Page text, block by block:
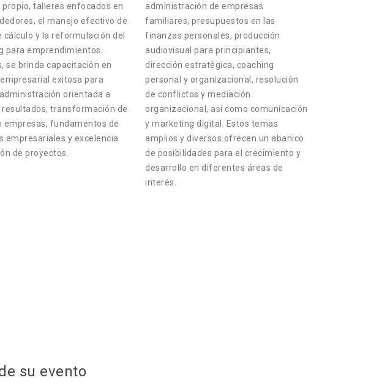
propio, talleres enfocados en
el manejo efectivo de
cálculo y la reformulación del
para emprendimientos.
se brinda capacitación en
exitosa para
orientada a
resultados, transformación de
empresas, fundamentos de
empresariales y excelencia
de proyectos.
administración de empresas
familiares, presupuestos en las
finanzas personales, producción
audiovisual para principiantes,
dirección estratégica, coaching
personal y organizacional, resolución
de conflictos y mediación
organizacional, así como comunicación
y marketing digital. Estos temas
amplios y diversos ofrecen un abanico
de posibilidades para el crecimiento y
desarrollo en diferentes áreas de
interés.
su evento